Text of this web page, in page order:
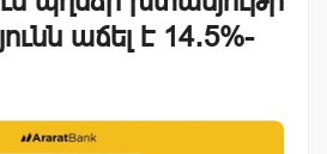
աճել է 14․5%-